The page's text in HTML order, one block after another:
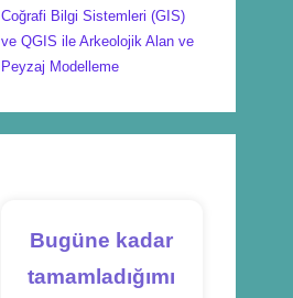
Coğrafi Bilgi Sistemleri (GIS)
ve QGIS ile Arkeolojik Alan ve
Peyzaj Modelleme
Bugüne kadar
tamamladığımı